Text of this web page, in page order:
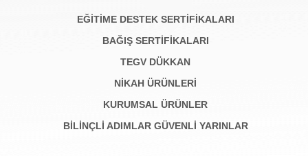
EĞİTİME DESTEK SERTİFİKALARI
BAĞIŞ SERTIFIKALARI
TEGV DÜKKAN
NİKAH ÜRÜNLERİ
KURUMSAL ÜRÜNLER
BILINÇLI ADIMLAR GÜVENLI YARINLAR